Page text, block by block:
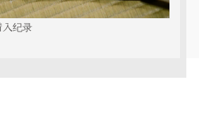
纪录